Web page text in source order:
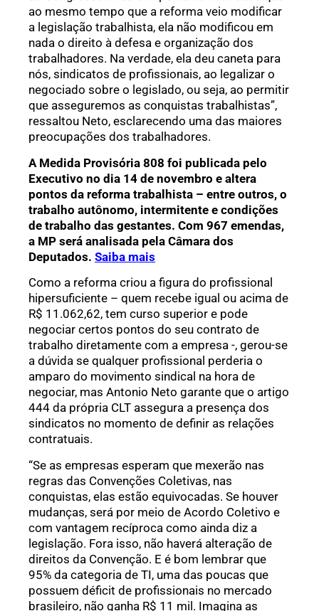
ao mesmo tempo que a reforma veio modificar
a legislação trabalhista, ela não modificou em
nada o direito à defesa e organização dos
trabalhadores. Na verdade, ela deu caneta para
nós, sindicatos de profissionais, ao legalizar o
negociado sobre o legislado, ou seja, ao permitir
que asseguremos as conquistas trabalhistas”,
ressaltou Neto, esclarecendo uma das maiores
preocupações dos trabalhadores.
A Medida Provisória 808 foi publicada pelo
Executivo no dia 14 de novembro e altera
pontos da reforma trabalhista – entre outros, o
trabalho autônomo, intermitente e condições
de trabalho das gestantes. Com 967 emendas,
a MP será analisada pela Câmara dos
Deputados. Saiba mais
Como a reforma criou a figura do profissional
hipersuficiente – quem recebe igual ou acima de
R$ 11.062,62, tem curso superior e pode
negociar certos pontos do seu contrato de
trabalho diretamente com a empresa -, gerou-se
a dúvida se qualquer profissional perderia o
amparo do movimento sindical na hora de
negociar, mas Antonio Neto garante que o artigo
444 da própria CLT assegura a presença dos
sindicatos no momento de definir as relações
contratuais.
“Se as empresas esperam que mexerão nas
regras das Convenções Coletivas, nas
conquistas, elas estão equivocadas. Se houver
mudanças, será por meio de Acordo Coletivo e
com vantagem recíproca como ainda diz a
legislação. Fora isso, não haverá alteração de
direitos da Convenção. E é bom lembrar que
95% da categoria de TI, uma das poucas que
possuem déficit de profissionais no mercado
brasileiro, não ganha R$ 11 mil. Imagina as